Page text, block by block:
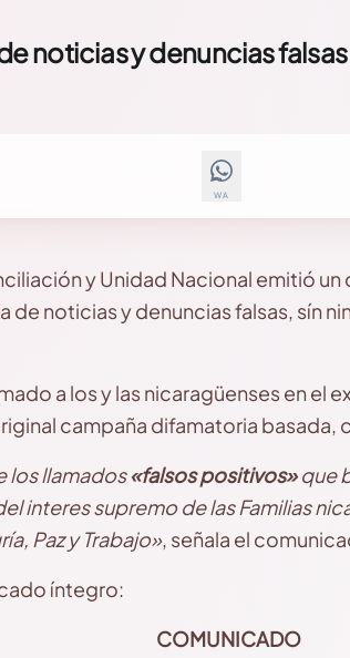
noticias y denuncias falsas
WA
y Unidad Nacional emitió
de noticias y denuncias falsas, sín
a los y las nicaragüenses en el
campaña difamatoria basada,
los llamados«falsos positivos»que
interes supremo de las Familias
Paz y Trabajo», señala el
íntegro:
COMUNICADO